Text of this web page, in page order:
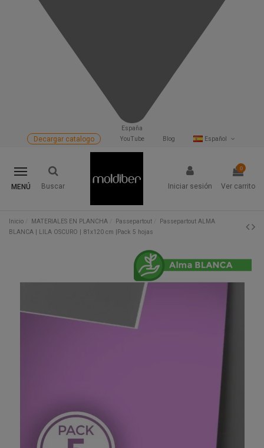
España
Español
Blog
YouTube
Decargar catalogo
MENÚ Buscar Iniciar sesión
0
Ver carrito
Inicio MATERIALES EN PLANCHA Passepartout
Passepartout ALMA
BLANCA | LILA OSCURO | 81x120 cm |Pack 5 hojas